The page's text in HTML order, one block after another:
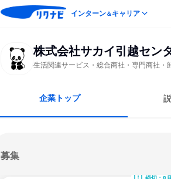
インターン＆キャリア
株式会社サカイ引越セン
生活関連サービス・総合商社・専門商社・
企業トップ
募集